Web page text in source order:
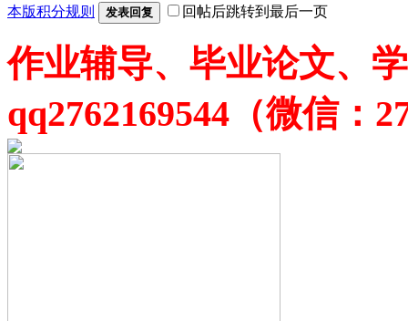
本版积分规则 发表回复 回帖后跳转到最后一页
作业辅导、毕业论文、
qq2762169544（微信：